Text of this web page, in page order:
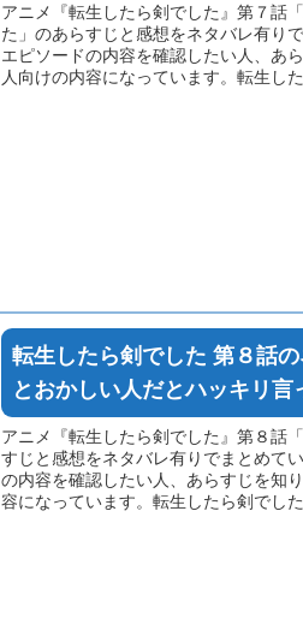
アニメ『転生したら剣でした』第７話
た」のあらすじと感想をネタバレ有り
エピソードの内容を確認したい人、あ
人向けの内容になっています。転生し
転生したら剣でした 第８話
とおかしい人だとハッキリ言
アニメ『転生したら剣でした』第８話
すじと感想をネタバレ有りでまとめて
の内容を確認したい人、あらすじを知
容になっています。転生したら剣でし